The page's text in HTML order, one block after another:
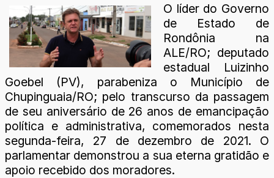
O líder do Governo
de Estado de
Rondônia na
ALE/RO; deputado
estadual Luizinho
Goebel (PV), parabeniza o Município de
Chupinguaia/RO; pelo transcurso da passagem
de seu aniversário de 26 anos de emancipação
política e administrativa, comemorados nesta
segunda-feira, 27 de dezembro de 2021. O
parlamentar demonstrou a sua eterna gratidão e
apoio recebido dos moradores.